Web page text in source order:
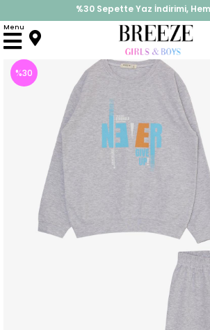
%30 Sepette Yaz İndirimi,
İndirimlere ek %10 İndirimi Kap,
Menu
Anasayfa Takımlar Eşofman Takımı
%30